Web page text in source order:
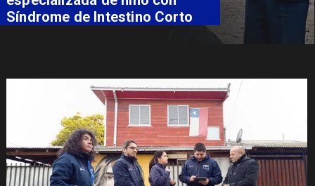
Síndrome de Intestino Corto